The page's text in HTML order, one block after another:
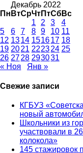
Декабрь 2022
Пн ВтСрЧтПтСбВс
1
2 3
4
5
6 7 8 9 10 11
12 1314 151617 18
19 2021 222324 25
26 2728 293031
« Ноя
Янв »
Свежие записи
КГБУЗ
новый
Школьники из
участвовали в
колокола»
145 стажировок